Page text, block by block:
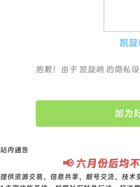
凯旋
抱歉！由于 凯旋呐 的隐私
加为
站内通告
📢 六月份后均
提供资源交易、信息共享、靓号交流、技术